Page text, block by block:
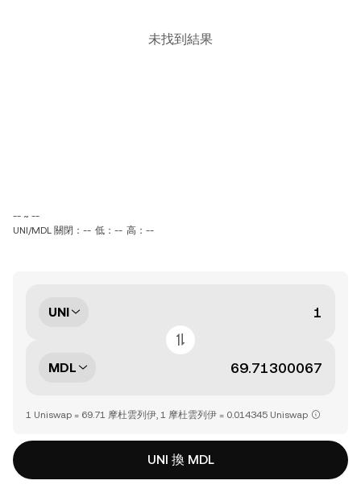
未找到結果
-- ~ --
UNI/MDL 關閉：-- 低：-- 高：--
UNI
MDL
1 Uniswap = 69.71 摩杜雲列伊, 1 摩杜雲列伊 = 0.014345 Uniswap
UNI 換 MDL